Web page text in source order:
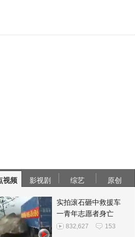
视频 影视剧 综艺 原创
实拍滚石砸中救援车
一青年志愿者身亡
832,627 153